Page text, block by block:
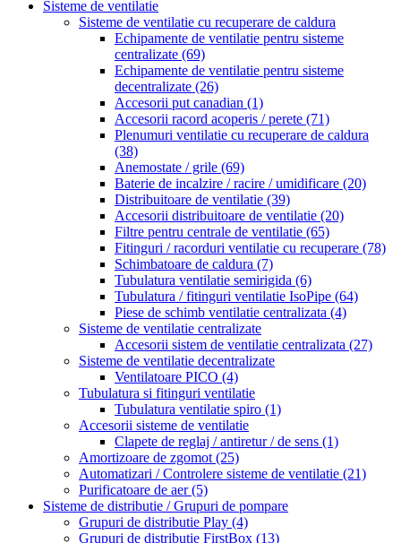
Sisteme de ventilatie
Sisteme de ventilatie cu recuperare de caldura
Echipamente de ventilatie pentru sisteme
centralizate (69)
Echipamente de ventilatie pentru sisteme
decentralizate (26)
Accesorii put canadian (1)
Accesorii racord acoperis / perete (71)
Plenumuri ventilatie cu recuperare de caldura
(38)
Anemostate / grile (69)
Baterie de incalzire / racire / umidificare (20)
Distribuitoare de ventilatie (39)
Accesorii distribuitoare de ventilatie (20)
Filtre pentru centrale de ventilatie (65)
Fitinguri / racorduri ventilatie cu recuperare (78)
Schimbatoare de caldura (7)
Tubulatura ventilatie semirigida (6)
Tubulatura / fitinguri ventilatie IsoPipe (64)
Piese de schimb ventilatie centralizata (4)
Sisteme de ventilatie centralizate
Accesorii sistem de ventilatie centralizata (27)
Sisteme de ventilatie decentralizate
Ventilatoare PICO (4)
Tubulatura si fitinguri ventilatie
Tubulatura ventilatie spiro (1)
Accesorii sisteme de ventilatie
Clapete de reglaj / antiretur / de sens (1)
Amortizoare de zgomot (25)
Automatizari / Controlere sisteme de ventilatie (21)
Purificatoare de aer(5)
Sisteme de distributie / Grupuri de pompare
Grupuri de distributie Play (4)
Grupuri de distributie FirstBox (13)